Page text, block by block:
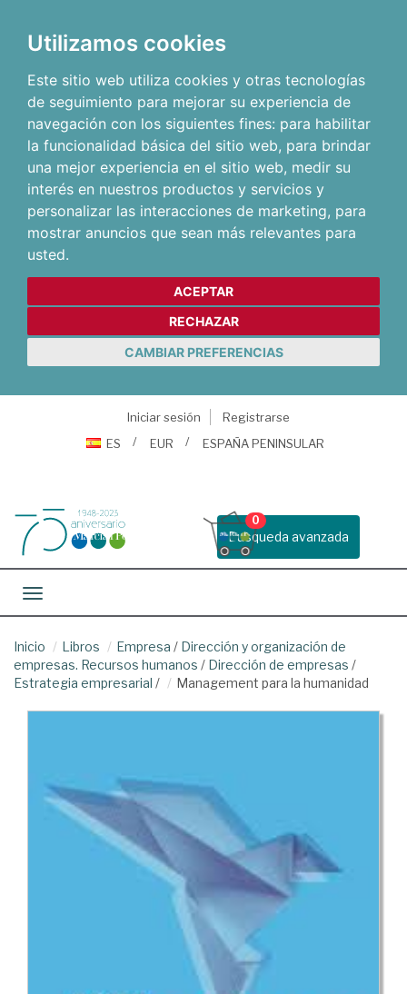
Utilizamos cookies
Este sitio web utiliza cookies y otras tecnologías
de seguimiento para mejorar su experiencia de
navegación con los siguientes fines: para habilitar
la funcionalidad básica del sitio web, para brindar
una mejor experiencia en el sitio web, medir su
interés en nuestros productos y servicios y
personalizar las interacciones de marketing, para
mostrar anuncios que sean más relevantes para
usted.
ACEPTAR
RECHAZAR
CAMBIAR PREFERENCIAS
Iniciar sesión
Registrarse
ES
EUR ESPAÑA PENINSULAR
Busqueda avanzada
0
Toggle navigation
Inicio Libros Empresa / Dirección y organización de
empresas. Recursos humanos / Dirección de empresas /
Estrategia empresarial / Management para la humanidad